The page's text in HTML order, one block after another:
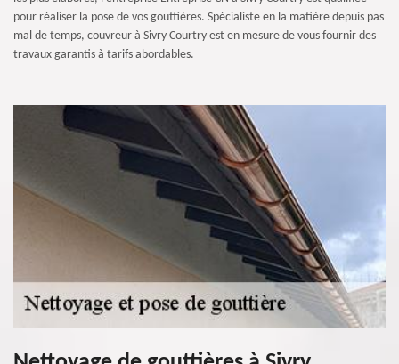
pour réaliser la pose de vos gouttières. Spécialiste en la matière depuis pas
mal de temps, couvreur à Sivry Courtry est en mesure de vous fournir des
travaux garantis à tarifs abordables.